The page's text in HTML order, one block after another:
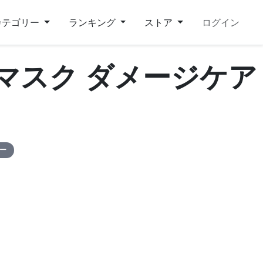
ゴリー ランキング ストア ログイン
スク ダメージケア